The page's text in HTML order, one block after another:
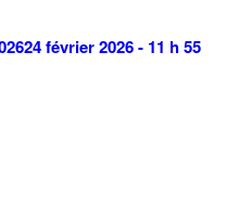
24 février 2026 - 11 h 55